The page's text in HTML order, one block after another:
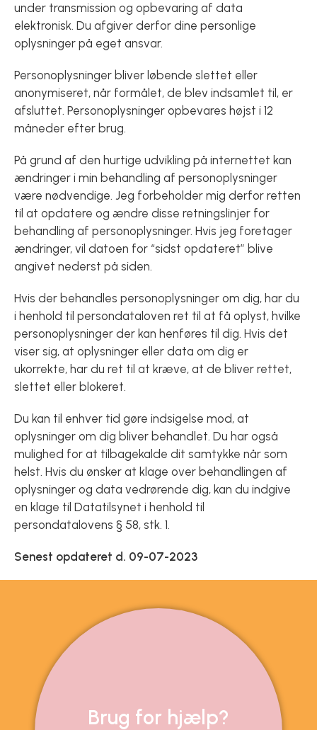
under transmission og opbevaring af data
elektronisk. Du afgiver derfor dine personlige
oplysninger på eget ansvar.
Personoplysninger bliver løbende slettet eller
anonymiseret, når formålet, de blev indsamlet til, er
afsluttet. Personoplysninger opbevares højst i 12
måneder efter brug.
På grund af den hurtige udvikling på internettet kan
ændringer i min behandling af personoplysninger
være nødvendige. Jeg forbeholder mig derfor retten
til at opdatere og ændre disse retningslinjer for
behandling af personoplysninger. Hvis jeg foretager
ændringer, vil datoen for “sidst opdateret” blive
angivet nederst på siden.
Hvis der behandles personoplysninger om dig, har du
i henhold til persondataloven ret til at få oplyst, hvilke
personoplysninger der kan henføres til dig. Hvis det
viser sig, at oplysninger eller data om dig er
ukorrekte, har du ret til at kræve, at de bliver rettet,
slettet eller blokeret.
Du kan til enhver tid gøre indsigelse mod, at
oplysninger om dig bliver behandlet. Du har også
mulighed for at tilbagekalde dit samtykke når som
helst. Hvis du ønsker at klage over behandlingen af
oplysninger og data vedrørende dig, kan du indgive
en klage til Datatilsynet i henhold til
persondatalovens § 58, stk. 1.
Senest opdateret d. 09-07-2023
Brug for hjælp?